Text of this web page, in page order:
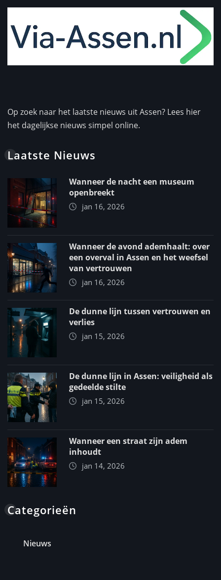
Op zoek naar het laatste nieuws uit Assen? Lees hier
het dagelijkse nieuws simpel online.
Laatste Nieuws
Wanneer de nacht een museum
openbreekt
jan 16, 2026
Wanneer de avond ademhaalt: over
een overval in Assen en het weefsel
van vertrouwen
jan 16, 2026
De dunne lijn tussen vertrouwen en
verlies
jan 15, 2026
De dunne lijn in Assen: veiligheid als
gedeelde stilte
jan 15, 2026
Wanneer een straat zijn adem
inhoudt
jan 14, 2026
Categorieën
Nieuws